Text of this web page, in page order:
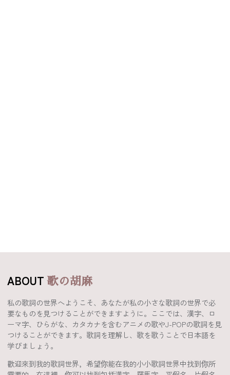
ABOUT歌の胡麻
私の歌詞の世界へようこそ、あなたが私の小さな歌詞の世界で必
要なものを見つけることができますように。ここでは、漢字、ロ
ーマ字、ひらがな、カタカナを含むアニメの歌やJ-POPの歌詞を見
つけることができます。歌詞を理解し、歌を歌うことで日本語を
学びましょう。
歡迎來到我的歌詞世界，希望你能在我的小小歌詞世界中找到你所